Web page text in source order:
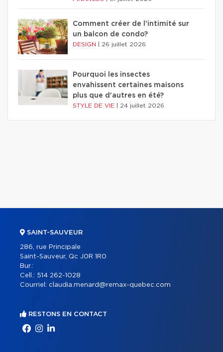
Comment créer de l'intimité sur
un balcon de condo?
DESIGN 26 juillet 2026
Pourquoi les insectes
envahissent certaines maisons
plus que d'autres en été?
STYLE DE VIE 24 juillet 2026
SAINT-SAUVEUR
286, rue Principale
Saint-Sauveur, Qc J0R 1R0
Bur.:
Cell.: 514 262-1028
Courriel: claudia.menard@remax-quebec.com
RESTONS EN CONTACT